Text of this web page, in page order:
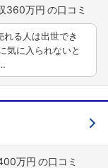
360万円
る人は出世でき
気に入られないと
万円